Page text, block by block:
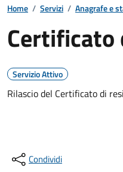
Home / Servizi / Anagrafe e
Certificato
Servizio Attivo
Rilascio del Certificato di
Condividi